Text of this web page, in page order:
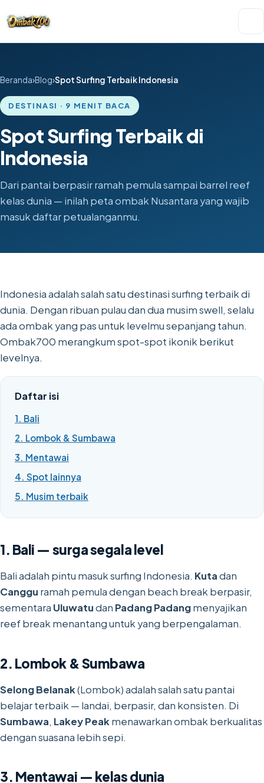
Beranda Blog Spot Surfing Terbaik Indonesia
DESTINASI · 9 MENIT BACA
Spot Surfing Terbaik di
Indonesia
Dari pantai berpasir ramah pemula sampai barrel reef
kelas dunia — inilah peta ombak Nusantara yang wajib
masuk daftar petualanganmu.
Indonesia adalah salah satu destinasi surfing terbaik di
dunia. Dengan ribuan pulau dan dua musim swell, selalu
ada ombak yang pas untuk levelmu sepanjang tahun.
Ombak700 merangkum spot-spot ikonik berikut
levelnya.
Daftar isi
1. Bali
2. Lombok & Sumbawa
3. Mentawai
4. Spot lainnya
5. Musim terbaik
1. Bali — surga segala level
Bali adalah pintu masuk surfing Indonesia. Kutadan
Canggu ramah pemula dengan beach break berpasir,
sementara Uluwatudan Padang Padangmenyajikan
reef break menantang untuk yang berpengalaman.
2. Lombok & Sumbawa
Selong Belanak(Lombok) adalah salah satu pantai
belajar terbaik — landai, berpasir, dan konsisten. Di
Sumbawa, Lakey Peakmenawarkan ombak berkualitas
dengan suasana lebih sepi.
3. Mentawai — kelas dunia